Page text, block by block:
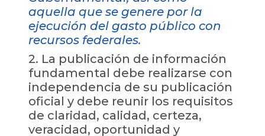
aquella que se genere por la
ejecución del gasto público con
recursos federales.
2. La publicación de información
fundamental debe realizarse con
independencia de su publicación
oficial y debe reunir los requisitos
de claridad, calidad, certeza,
veracidad, oportunidad y